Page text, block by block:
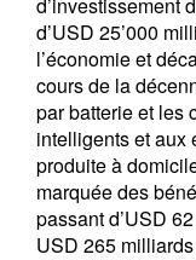
d’USD 25’000
l’économie et
cours de la
par batterie et les
intelligents et aux
produite à
marquée des
passant d’USD
USD 265 milliards